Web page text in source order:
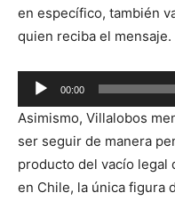
en específico, también
quien reciba el mensaje.
Reproductor
de
audio
00:00
Asimismo, Villalobos
ser seguir de manera
producto del vacío legal
en Chile, la única figura